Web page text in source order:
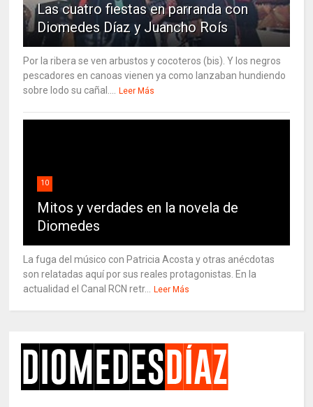
Las cuatro fiestas en parranda con
Diomedes Díaz y Juancho Roís
Por la ribera se ven arbustos y cocoteros (bis). Y los negros
pescadores en canoas vienen ya como lanzaban hundiendo
sobre lodo su cañal.... Leer Más
10
Mitos y verdades en la novela de
Diomedes
La fuga del músico con Patricia Acosta y otras anécdotas
son relatadas aquí por sus reales protagonistas. En la
actualidad el Canal RCN retr... Leer Más